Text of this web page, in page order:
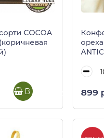
COCOA
В корзину 899